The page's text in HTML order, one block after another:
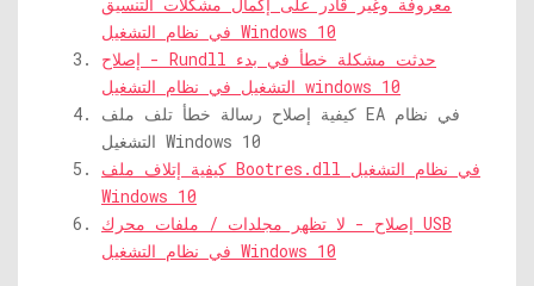
في نظام التشغيل Windows 10
إصلاح - Rundll حدثت مشكلة خطأ في بدء
التشغيل في نظام التشغيل windows 10
كيفية إصلاح رسالة خطأ تلف ملف EA في نظام
التشغيل Windows 10
كيفية إتلاف ملف Bootres.dll في نظام التشغيل
Windows 10
إصلاح - لا تظهر مجلدات / ملفات محرك USB
في نظام التشغيل Windows 10